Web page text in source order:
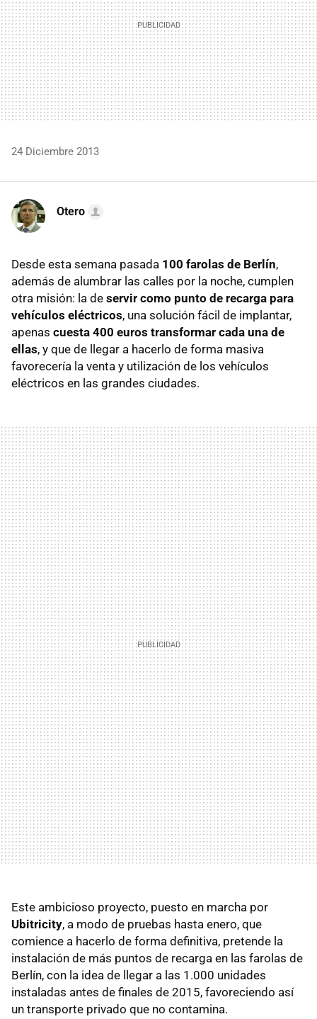
24 Diciembre 2013
Otero
Desde esta semana pasada 100 farolas de Berlín,
además de alumbrar las calles por la noche, cumplen
otra misión: la de servir como punto de recarga para
vehículos eléctricos, una solución fácil de implantar,
apenas cuesta 400 euros transformar cada una de
ellas, y que de llegar a hacerlo de forma masiva
favorecería la venta y utilización de los vehículos
eléctricos en las grandes ciudades.
Este ambicioso proyecto, puesto en marcha por
Ubitricity, a modo de pruebas hasta enero, que
comience a hacerlo de forma definitiva, pretende la
instalación de más puntos de recarga en las farolas de
Berlín, con la idea de llegar a las 1.000 unidades
instaladas antes de finales de 2015, favoreciendo así
un transporte privado que no contamina.